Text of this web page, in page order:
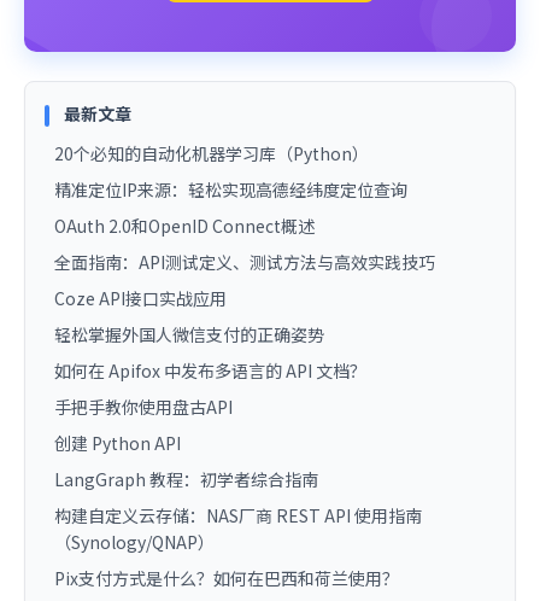
最新文章
20个必知的自动化机器学习库（Python）
精准定位IP来源：轻松实现高德经纬度定位查询
OAuth 2.0和OpenID Connect概述
全面指南：API测试定义、测试方法与高效实践技巧
Coze API接口实战应用
轻松掌握外国人微信支付的正确姿势
如何在 Apifox 中发布多语言的 API 文档？
手把手教你使用盘古API
创建 Python API
LangGraph 教程：初学者综合指南
构建自定义云存储：NAS厂商 REST API 使用指南
（Synology/QNAP）
Pix支付方式是什么？如何在巴西和荷兰使用？